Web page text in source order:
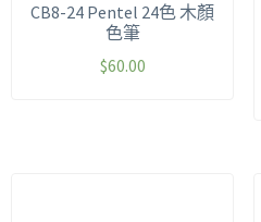
CB8-24 Pentel 24色 木顏
色筆
$60.00